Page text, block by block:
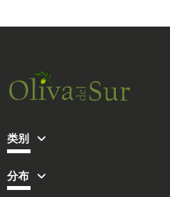
类别
分布